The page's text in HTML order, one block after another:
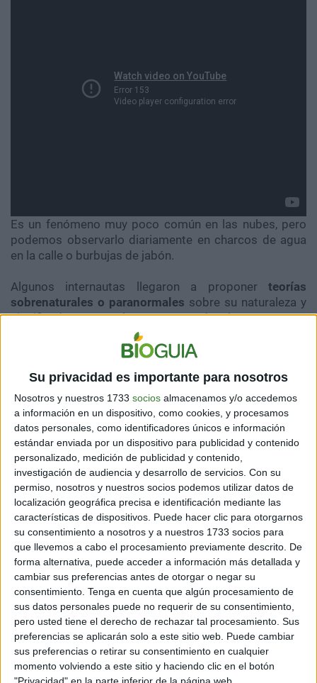
Su privacidad es importante para nosotros
Nosotros y nuestros 1733 socios almacenamos y/o accedemos
a información en un dispositivo, como cookies, y procesamos
datos personales, como identificadores únicos e información
estándar enviada por un dispositivo para publicidad y contenido
personalizado, medición de publicidad y contenido,
investigación de audiencia y desarrollo de servicios. Con su
permiso, nosotros y nuestros socios podemos utilizar datos de
localización geográfica precisa e identificación mediante las
características de dispositivos. Puede hacer clic para otorgarnos
su consentimiento a nosotros y a nuestros 1733 socios para
que llevemos a cabo el procesamiento previamente descrito. De
forma alternativa, puede acceder a información más detallada y
cambiar sus preferencias antes de otorgar o negar su
consentimiento. Tenga en cuenta que algún procesamiento de
sus datos personales puede no requerir de su consentimiento,
pero usted tiene el derecho de rechazar tal procesamiento. Sus
preferencias se aplicarán solo a este sitio web. Puede cambiar
sus preferencias o retirar su consentimiento en cualquier
momento volviendo a este sitio y haciendo clic en el botón
Es un fenómeno muy poco común en las nubes, pero
podemos observarlo diariamente en charcos de agua
en la calle o burbujas de jabón.
Algunos internautas llegaron a proponer teorías
sobrenaturales o paranormales sobre su naturaleza y
significado, pero la mayoría de las personas
simplemente disfrutaron de su belleza, por pasajera
Comparte en redes sociales:
Guardar
SUSCRÍBETE AL NEWSLETTER Y